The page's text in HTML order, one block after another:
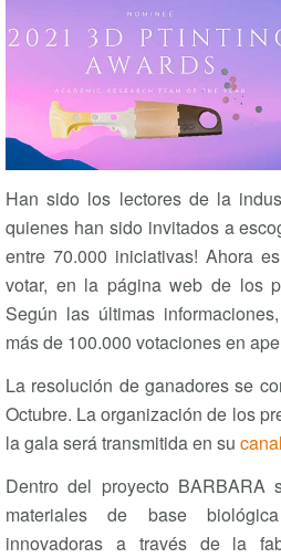
Han sido los lectores de la
quienes han sido invitados a
entre 70.000 iniciativas! Ahora
votar, en la página web de los
Según las últimas
más de 100.000 votaciones en
La resolución de ganadores se
Octubre. La organización de los
la gala será transmitida en su
Dentro del proyecto BARBARA
materiales de base
innovadoras a través de la